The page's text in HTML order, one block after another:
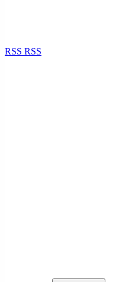
RSS RSS